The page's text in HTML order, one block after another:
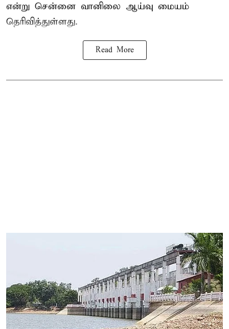
என்று சென்னை வானிலை ஆய்வு மையம்
தெரிவித்துள்ளது.
Read More